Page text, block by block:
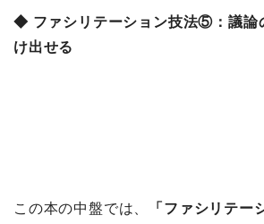
◆ ファシリテーション技法⑤：議論
け出せる
この本の中盤では、 「 ファシリテー